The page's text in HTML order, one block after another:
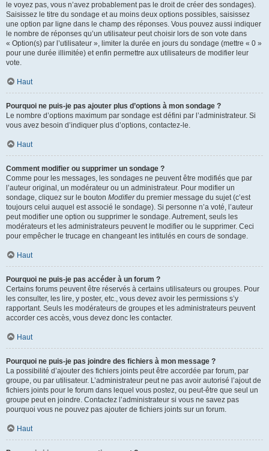
le voyez pas, vous n’avez probablement pas le droit de créer des sondages).
Saisissez le titre du sondage et au moins deux options possibles, saisissez
une option par ligne dans le champ des réponses. Vous pouvez aussi indiquer
le nombre de réponses qu’un utilisateur peut choisir lors de son vote dans
« Option(s) par l’utilisateur », limiter la durée en jours du sondage (mettre « 0 »
pour une durée illimitée) et enfin permettre aux utilisateurs de modifier leur
vote.
Haut
Pourquoi ne puis-je pas ajouter plus d’options à mon sondage ?
Le nombre d’options maximum par sondage est défini par l’administrateur. Si
vous avez besoin d’indiquer plus d’options, contactez-le.
Haut
Comment modifier ou supprimer un sondage ?
Comme pour les messages, les sondages ne peuvent être modifiés que par
l’auteur original, un modérateur ou un administrateur. Pour modifier un
sondage, cliquez sur le bouton Modifierdu premier message du sujet (c’est
toujours celui auquel est associé le sondage). Si personne n’a voté, l’auteur
peut modifier une option ou supprimer le sondage. Autrement, seuls les
modérateurs et les administrateurs peuvent le modifier ou le supprimer. Ceci
pour empêcher le trucage en changeant les intitulés en cours de sondage.
Haut
Pourquoi ne puis-je pas accéder à un forum ?
Certains forums peuvent être réservés à certains utilisateurs ou groupes. Pour
les consulter, les lire, y poster, etc., vous devez avoir les permissions s’y
rapportant. Seuls les modérateurs de groupes et les administrateurs peuvent
accorder ces accès, vous devez donc les contacter.
Haut
Pourquoi ne puis-je pas joindre des fichiers à mon message ?
La possibilité d’ajouter des fichiers joints peut être accordée par forum, par
groupe, ou par utilisateur. L’administrateur peut ne pas avoir autorisé l’ajout de
fichiers joints pour le forum dans lequel vous postez, ou peut-être que seul un
groupe peut en joindre. Contactez l’administrateur si vous ne savez pas
pourquoi vous ne pouvez pas ajouter de fichiers joints sur un forum.
Haut